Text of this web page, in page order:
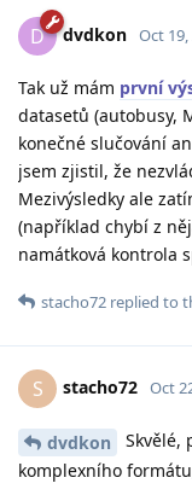
D dvdkon Oct 19,
Tak už mám první
datasetů (autobusy,
konečné slučování
jsem zjistil, že
Mezivýsledky ale
(například chybí z
namátková kontrola
stacho72 replied to
S stacho72 Oct
dvdkon
Skvělé,
komplexního